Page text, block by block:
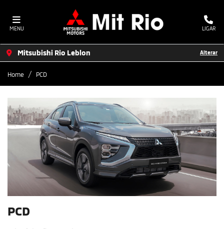
MENU LIGAR
Mitsubishi Rio Leblon Alterar
Home PCD
PCD